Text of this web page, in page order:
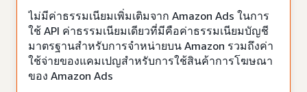
ไม่มีค่าธรรมเนียมเพิ่มเติมจาก Amazon Ads ในการ
ใช้ API ค่าธรรมเนียมเดียวที่มีคือค่าธรรมเนียมบัญชี
มาตรฐานสำหรับการจำหน่ายบน Amazon รวมถึงค่า
ใช้จ่ายของแคมเปญสำหรับการใช้สินค้าการโฆษณา
ของ Amazon Ads